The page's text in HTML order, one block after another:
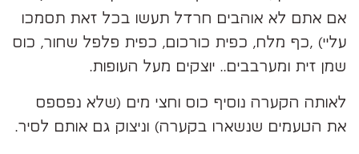
אם אתם לא אוהבים חרדל תעשו בכל זאת תסמכו
עליי) ,כף מלח, כפית כורכום, כפית פלפל שחור, כוס
שמן זית ומערבבים.. יוצקים מעל העופות.
לאותה הקערה נוסיף כוס וחצי מים (שלא נפספס
את הטעמים שנשארו בקערה) וניצוק גם אותם לסיר.